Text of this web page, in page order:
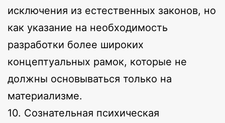
исключения из естественных законов, но
как указание на необходимость
разработки более широких
концептуальных рамок, которые не
должны основываться только на
материализме.
10. Сознательная психическая